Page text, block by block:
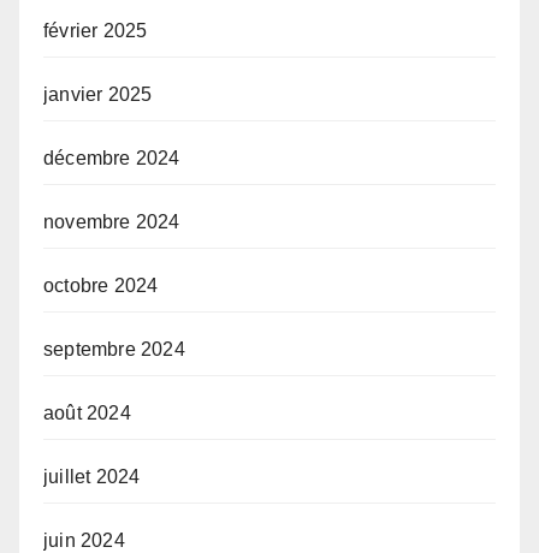
février 2025
janvier 2025
décembre 2024
novembre 2024
octobre 2024
septembre 2024
août 2024
juillet 2024
juin 2024